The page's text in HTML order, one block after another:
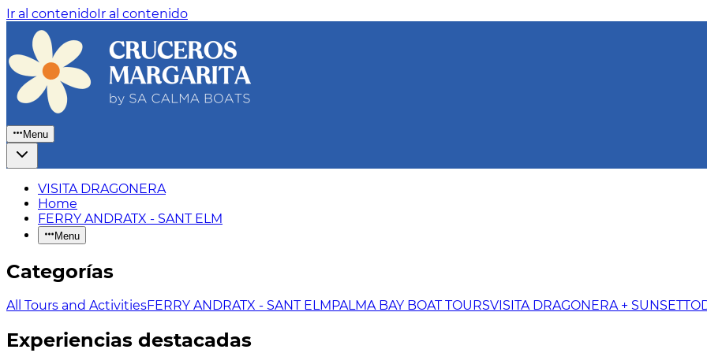
Ir al contenidoIr al contenido
Menu
VISITA DRAGONERA
Home
FERRY ANDRATX - SANT ELM
Menu
Categorías
All Tours and ActivitiesFERRY ANDRATX - SANT ELM PALMA BAY BOAT TOURSVISITA DRAGONERA + SUNSET
Experiencias destacadas